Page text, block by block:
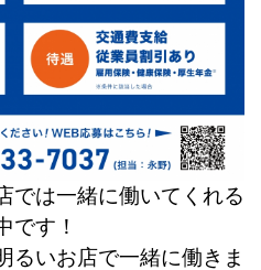
では一緒に働いてくれる
です！
るいお店で一緒に働きま